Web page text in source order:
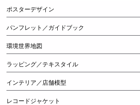
ポスターデザイン
パンフレット／ガイドブック
環境世界地図
ラッピング／テキスタイル
インテリア／店舗模型
レコードジャケット